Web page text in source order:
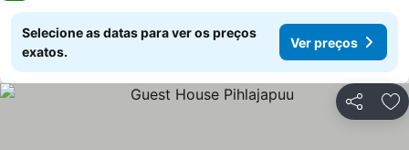
Selecione as datas para ver os preços
exatos.
Ver preços
Partilhar